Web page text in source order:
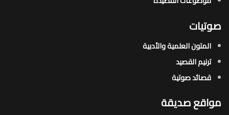
صوتيات
المتون العلمية والأدبية
ترنيم القصيد
قصائد صوتية
مواقع صديقة